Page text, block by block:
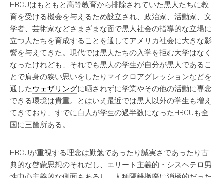
HBCUはもともと高等教育から排除されていた黒人たちに教
育を受ける機会を与えるため設立され、政治家、活動家、文
学者、芸術家などさまざまな面で黒人社会の指導的な立場に
立つ人たちを育成することを通してアメリカ社会に大きな影
響を与えてきた。現代では黒人たちの入学を拒む大学はなく
なったけれども、それでも黒人の学生が自分が黒人であるこ
とで肩身の狭い思いをしたりマイクロアグレッションなどを
通したウェザリングに晒されずに学業やその他の活動に専念
できる環境は貴重。とはいえ最近では黒人以外の学生も増え
てきており、すでに白人が学生の過半数になったHBCUも全
国に三箇所ある。
HBCUが重視する理念は勤勉であったり誠実さであったり古
典的な啓蒙思想のそれだし、エリート主義的・シスヘテロ男